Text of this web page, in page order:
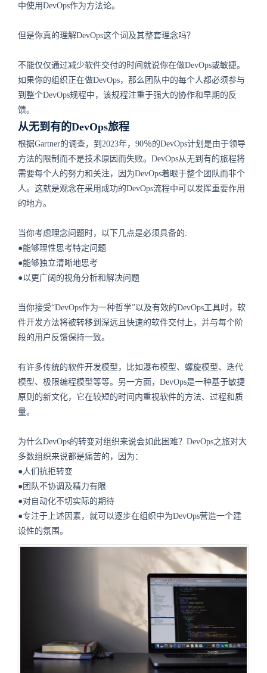
中使用DevOps作为方法论。
但是你真的理解DevOps这个词及其整套理念吗？
不能仅仅通过减少软件交付的时间就说你在做DevOps或敏捷。
如果你的组织正在做DevOps，那么团队中的每个人都必须参与
到整个DevOps规程中，该规程注重于强大的协作和早期的反
馈。
从无到有的DevOps旅程
根据Gartner的调查，到2023年，90％的DevOps计划是由于领导
方法的限制而不是技术原因而失败。DevOps从无到有的旅程将
需要每个人的努力和关注，因为DevOps着眼于整个团队而非个
人。这就是观念在采用成功的DevOps流程中可以发挥重要作用
的地方。
当你考虑理念问题时，以下几点是必须具备的:
●能够理性思考特定问题
●能够独立清晰地思考
●以更广阔的视角分析和解决问题
当你接受“DevOps作为一种哲学”以及有效的DevOps工具时，软
件开发方法将被转移到深远且快速的软件交付上，并与每个阶
段的用户反馈保持一致。
有许多传统的软件开发模型，比如瀑布模型、螺旋模型、迭代
模型、极限编程模型等等。另一方面，DevOps是一种基于敏捷
原则的新文化，它在较短的时间内重视软件的方法、过程和质
量。
为什么DevOps的转变对组织来说会如此困难？DevOps之旅对大
多数组织来说都是痛苦的，因为：
●人们抗拒转变
●团队不协调及精力有限
●对自动化不切实际的期待
●专注于上述因素，就可以逐步在组织中为DevOps营造一个建
设性的氛围。